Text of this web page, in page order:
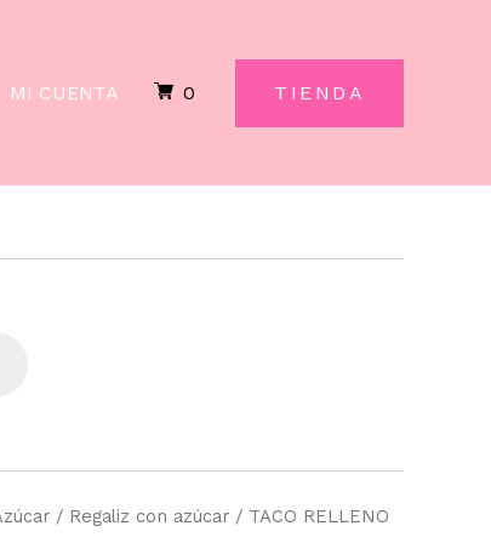
MI CUENTA 0 TIENDA
/ Regaliz con azúcar / TACO RELLENO